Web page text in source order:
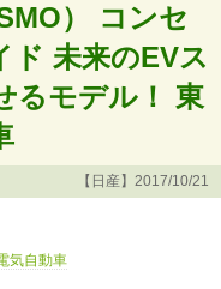
） コンセ
ド 未来のEVス
るモデル！ 東
【日産】2017/10/21
気自動車